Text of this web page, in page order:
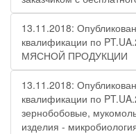
13.11.2018:
квалификации по
МЯСНОЙ ПРОДУКЦИИ
13.11.2018:
квалификации по
зернобобовые,
изделия -